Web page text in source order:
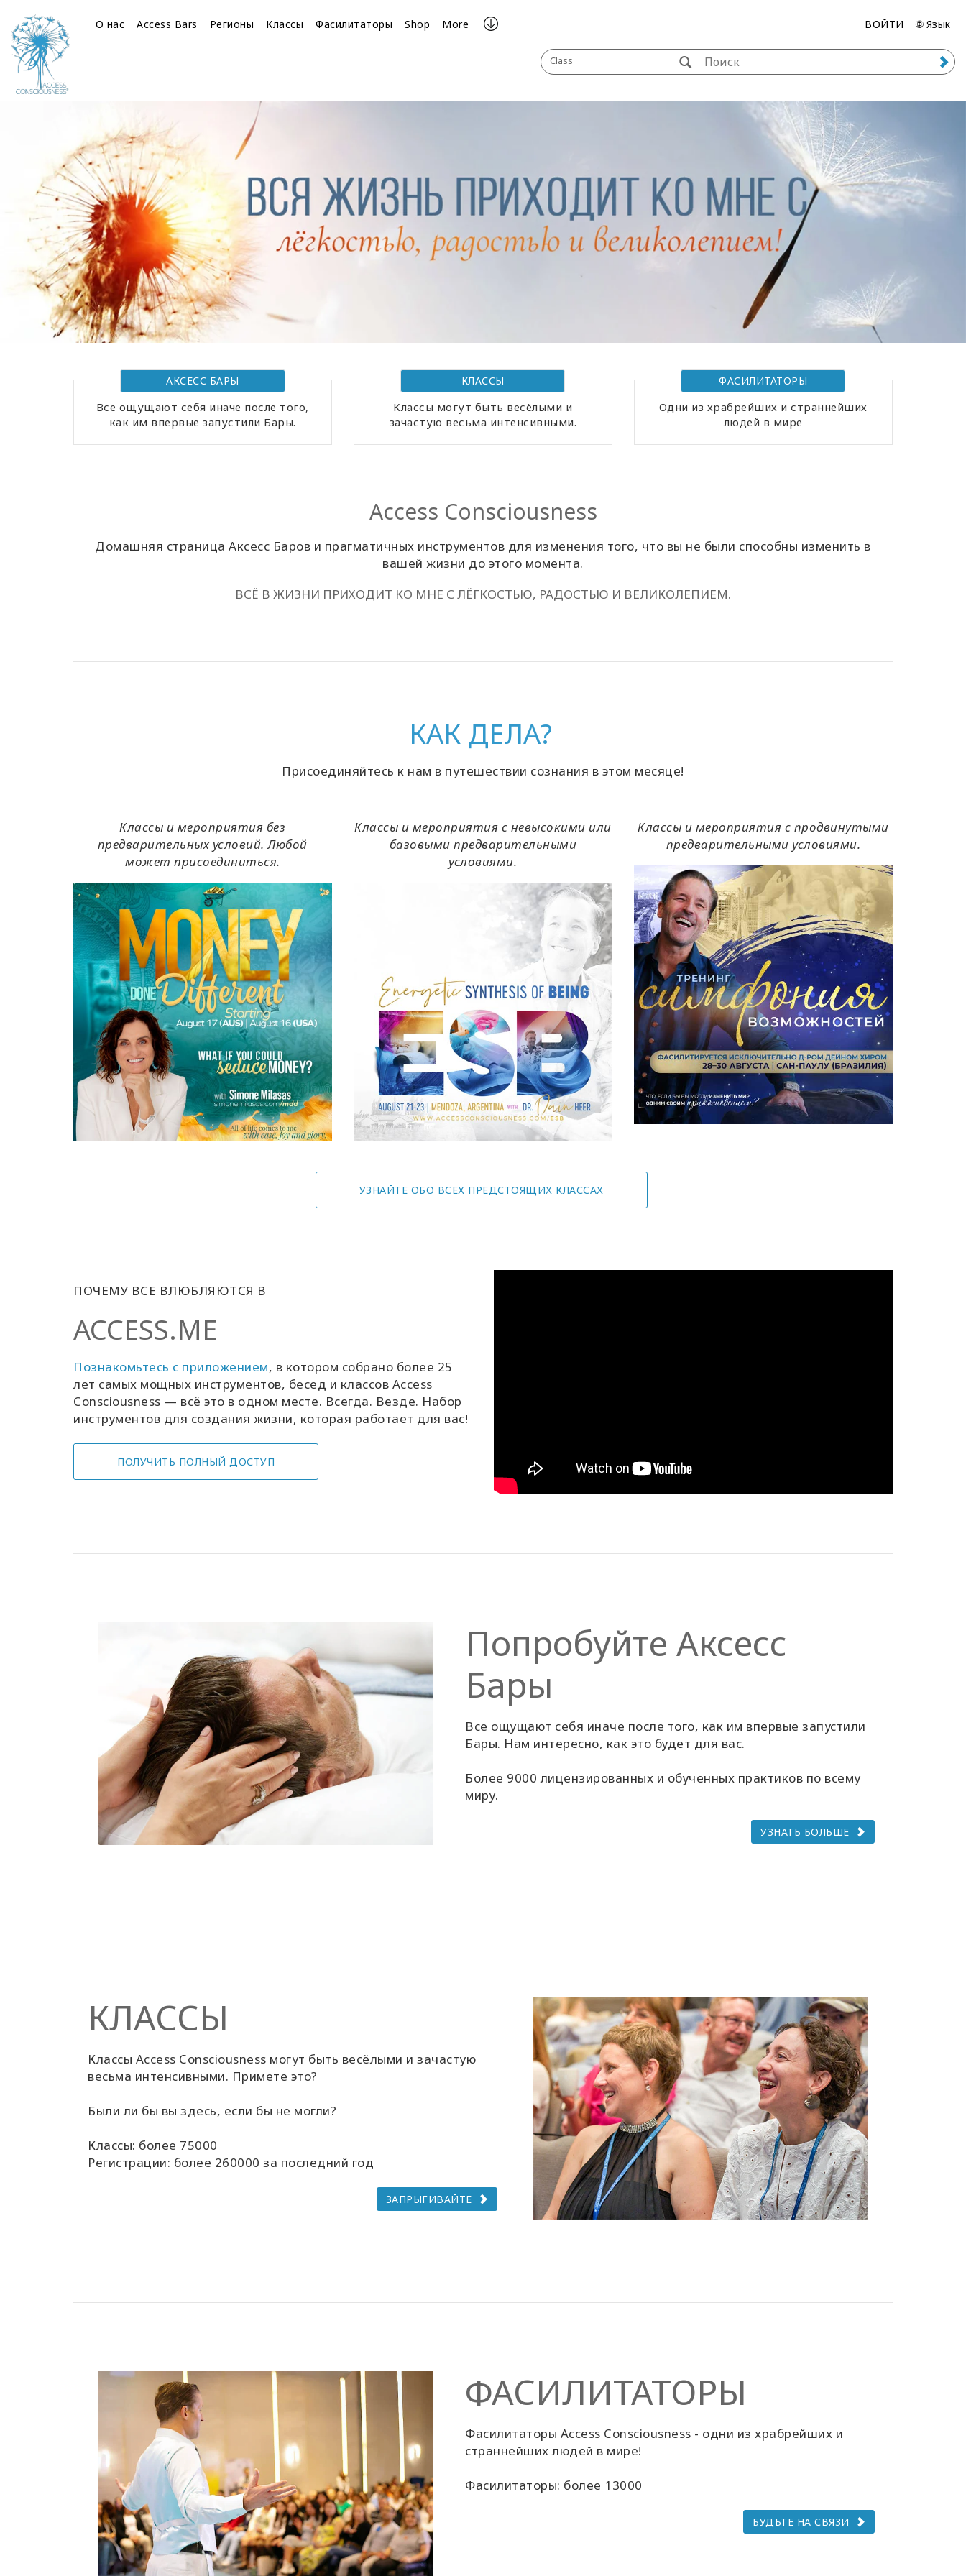
О нас Access Bars Регионы Классы Фасилитаторы Shop More ВОЙТИ 🌐 Язык
Class
АКСЕСС БАРЫ
Все ощущают себя иначе после того,
как им впервые запустили Бары.
КЛАССЫ
Классы могут быть весёлыми и
зачастую весьма интенсивными.
ФАСИЛИТАТОРЫ
Одни из храбрейших и страннейших
людей в мире
Access Consciousness
Домашняя страница Аксесс Баров и прагматичных инструментов для изменения того, что вы не были способны изменить в
вашей жизни до этого момента.
ВСЁ В ЖИЗНИ ПРИХОДИТ КО МНЕ С ЛЁГКОСТЬЮ, РАДОСТЬЮ И ВЕЛИКОЛЕПИЕМ.
КАК ДЕЛА?
Присоединяйтесь к нам в путешествии сознания в этом месяце!
Классы и мероприятия без
предварительных условий. Любой
может присоединиться.
Классы и мероприятия с невысокими или
базовыми предварительными
условиями.
Классы и мероприятия с продвинутыми
предварительными условиями.
УЗНАЙТЕ ОБО ВСЕХ ПРЕДСТОЯЩИХ КЛАССАХ
ПОЧЕМУ ВСЕ ВЛЮБЛЯЮТСЯ В
ACCESS.ME
Познакомьтесь с приложением, в котором собрано более 25
лет самых мощных инструментов, бесед и классов Access
Consciousness — всё это в одном месте. Всегда. Везде. Набор
инструментов для создания жизни, которая работает для вас!
ПОЛУЧИТЬ ПОЛНЫЙ ДОСТУП
Попробуйте Аксесс
Бары
Все ощущают себя иначе после того, как им впервые запустили
Бары. Нам интересно, как это будет для вас.
Более 9000 лицензированных и обученных практиков по всему
миру.
УЗНАТЬ БОЛЬШЕ
КЛАССЫ
Классы Access Consciousness могут быть весёлыми и зачастую
весьма интенсивными. Примете это?
Были ли бы вы здесь, если бы не могли?
Классы: более 75000
Регистрации: более 260000 за последний год
ЗАПРЫГИВАЙТЕ
ФАСИЛИТАТОРЫ
Фасилитаторы Access Consciousness - одни из храбрейших и
страннейших людей в мире!
Фасилитаторы: более 13000
БУДЬТЕ НА СВЯЗИ